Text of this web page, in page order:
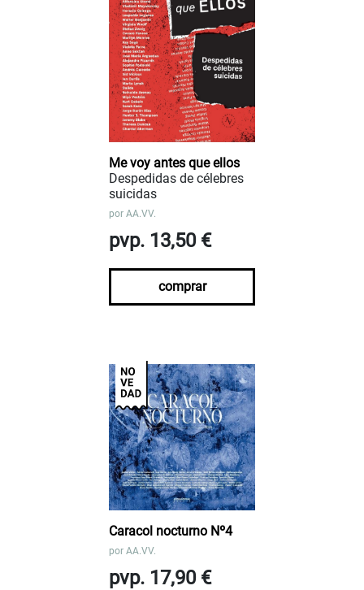
Me voy antes que ellos
Despedidas de célebres
suicidas
por AA.VV.
pvp. 13,50 €
comprar
Caracol nocturno Nº4
por AA.VV.
pvp. 17,90 €